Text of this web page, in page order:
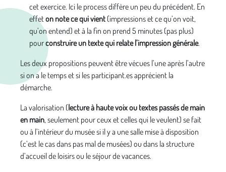
cet exercice. Ici le process diffère un peu du précédent. En
effeton note ce qui vient (impressions et ce qu’on voit,
qu’on entend) et à la fin on prend 5 minutes (pas plus)
pourconstruire un texte qui relate l’impression générale.
Les deux propositions peuvent être vécues l’une après l’autre
si on a le temps et si les participant.es apprécient la
démarche.
La valorisation (lecture à haute voix ou textes passés de main
en main, seulement pour ceux et celles qui le veulent) se fait
ou à l’intérieur du musée si il y a une salle mise à disposition
(c’est le cas dans pas mal de musées) ou dans la structure
d’accueil de loisirs ou le séjour de vacances.